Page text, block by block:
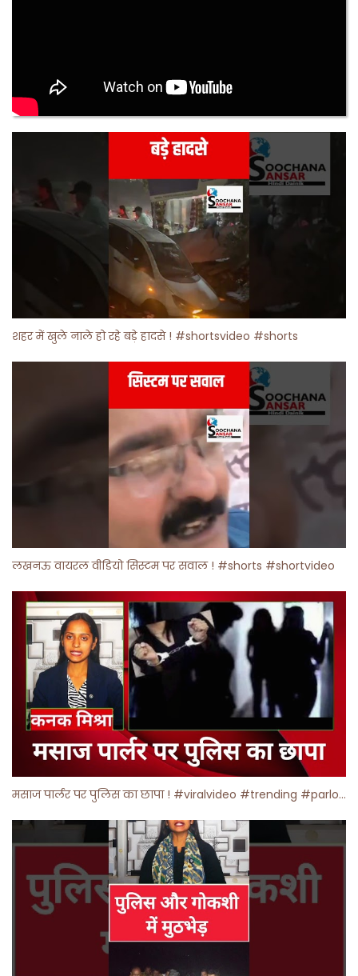
शहर में खुले नाले हो रहे बड़े हादसे ! #shortsvideo #shorts
लखनऊ वायरल वीडियो सिस्टम पर सवाल ! #shorts #shortvideo
मसाज पार्लर पर पुलिस का छापा ! #viralvideo #trending #parlour